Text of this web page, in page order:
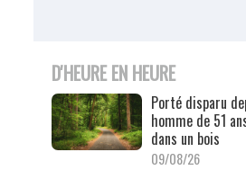
D'HEURE EN HEURE
Porté disparu
homme de 51
dans un bois
09/08/26